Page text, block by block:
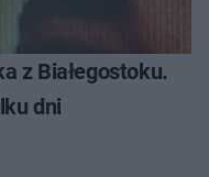
z Białegostoku.
dni